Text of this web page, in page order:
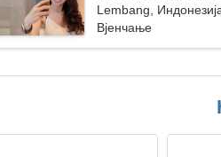
Lembang,
Вјенчање